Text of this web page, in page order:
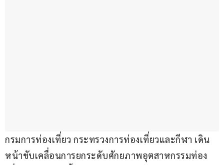
กรมการท่องเที่ยว กระทรวงการท่องเที่ยวและกีฬา เดิน
หน้าขับเคลื่อนการยกระดับศักยภาพอุตสาหกรรมท่อง